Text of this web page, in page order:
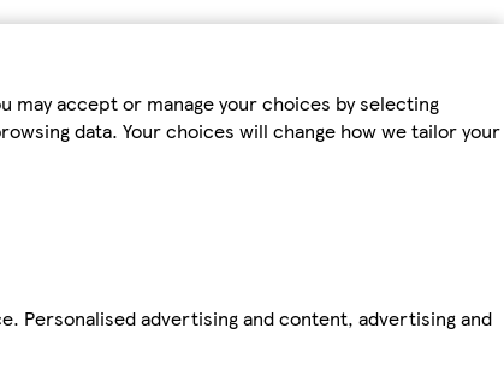
may accept or manage your choices by selecting
data. Your choices will change how we tailor your
Personalised advertising and content, advertising and